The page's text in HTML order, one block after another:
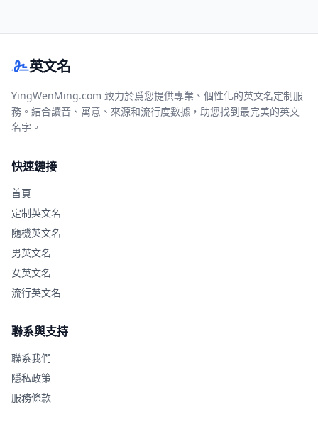
英文名
YingWenMing.com 致力於爲您提供專業、個性化的英文名定制服
務。結合讀音、寓意、來源和流行度數據，助您找到最完美的英文
名字。
快速鏈接
首頁
定制英文名
隨機英文名
男英文名
女英文名
流行英文名
聯系與支持
聯系我們
隱私政策
服務條款